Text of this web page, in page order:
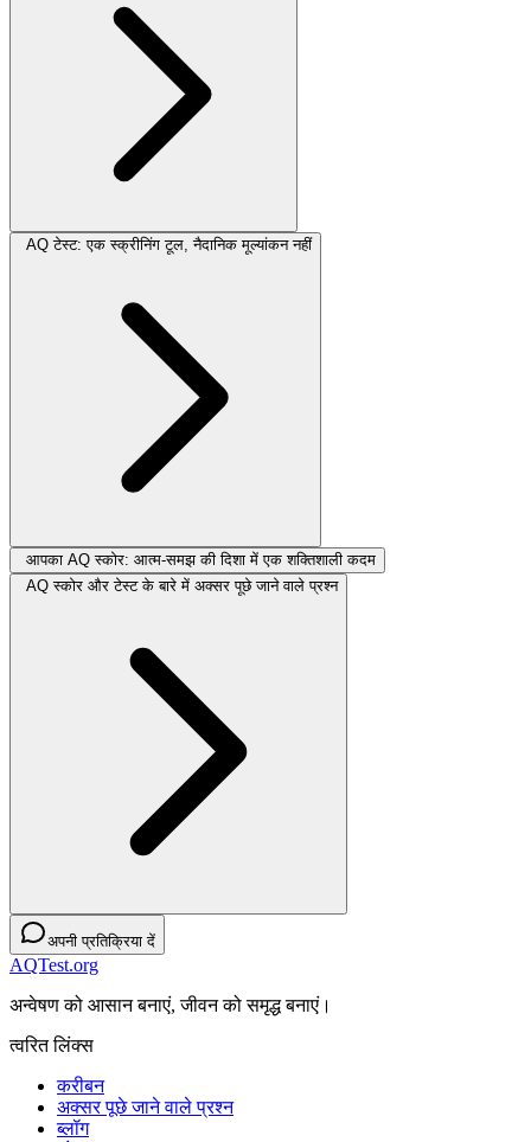
AQ टेस्ट: एक स्क्रीनिंग टूल, नैदानिक ​​मूल्यांकन नहीं
आपका AQ स्कोर: आत्म-समझ की दिशा में एक शक्तिशाली कदम
AQ स्कोर और टेस्ट के बारे में अक्सर पूछे जाने वाले प्रश्न
अपनी प्रतिक्रिया दें
AQTest.org
अन्वेषण को आसान बनाएं, जीवन को समृद्ध बनाएं।
त्वरित लिंक्स
करीबन
अक्सर पूछे जाने वाले प्रश्न
ब्लॉग